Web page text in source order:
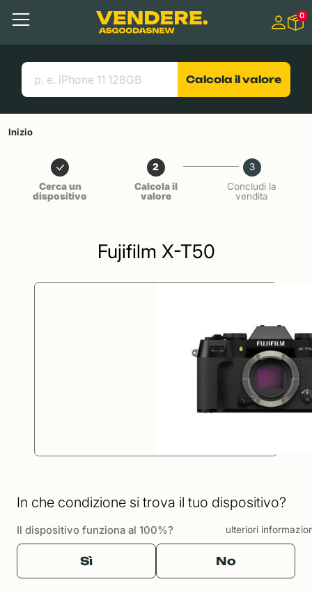
Contenuto principale
Menu
Cerca
Link utili
0
Calcola il valore
Inizio
Cerca un
dispositivo
2
Calcola il
valore
3
Concludi la
vendita
Fujifilm X-T50
In che condizione si trova il tuo dispositivo?
Il dispositivo funziona al 100%? ulteriori
Sì No